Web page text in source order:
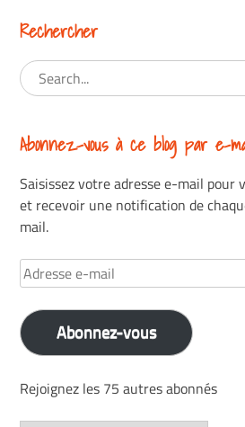
Rechercher
Abonnez-vous à ce blog par e-
Saisissez votre adresse e-mail pour
et recevoir une notification de
mail.
Adresse
e-
mail
Abonnez-vous
Rejoignez les 75 autres abonnés